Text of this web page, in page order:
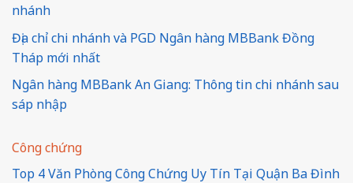
nhánh
Địa chỉ chi nhánh và PGD Ngân hàng MBBank Đồng
Tháp mới nhất
Ngân hàng MBBank An Giang: Thông tin chi nhánh sau
sáp nhập
Công chứng
Top 4 Văn Phòng Công Chứng Uy Tín Tại Quận Ba Đình